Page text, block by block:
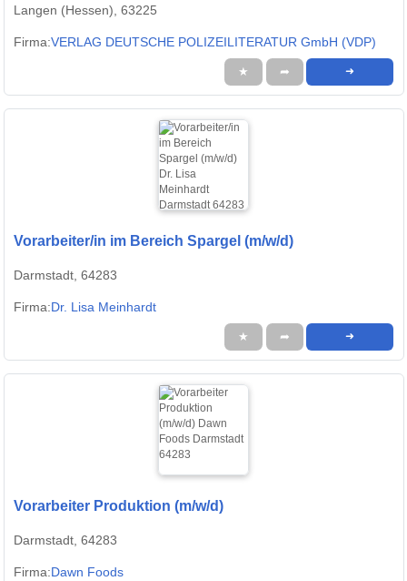
Langen (Hessen), 63225
Firma:VERLAG DEUTSCHE POLIZEILITERATUR GmbH (VDP)
★ ➦ ➜
Vorarbeiter/in im Bereich Spargel (m/w/d)
Darmstadt, 64283
Firma:Dr. Lisa Meinhardt
★ ➦ ➜
Vorarbeiter Produktion (m/w/d)
Darmstadt, 64283
Firma:Dawn Foods